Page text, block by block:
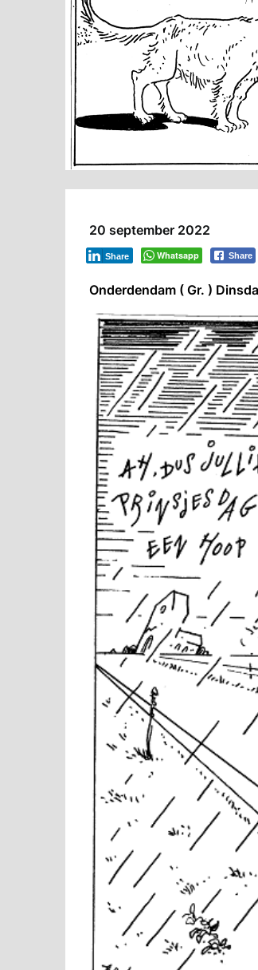
20 september 2022
Whatsapp Share
Share
Onderdendam ( Gr. )